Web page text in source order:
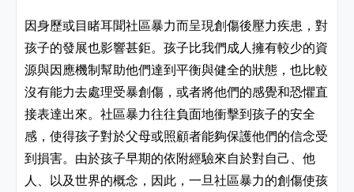
因身歷或目睹耳聞社區暴力而呈現創傷後壓力疾患，對
孩子的發展也影響甚鉅。孩子比我們成人擁有較少的資
源與因應機制幫助他們達到平衡與健全的狀態，也比較
沒有能力去處理受暴創傷，或者將他們的感覺和恐懼直
接表達出來。社區暴力往往負面地衝擊到孩子的安全
感，使得孩子對於父母或照顧者能夠保護他們的信念受
到損害。由於孩子早期的依附經驗來自於對自己、他
人、以及世界的概念，因此，一旦社區暴力的創傷使孩